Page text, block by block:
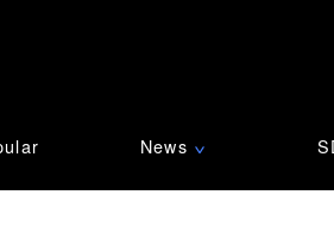
News ∨